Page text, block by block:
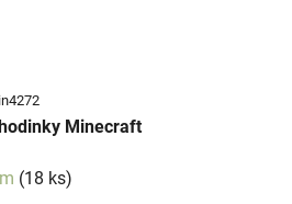
Minecraft
(18 ks)